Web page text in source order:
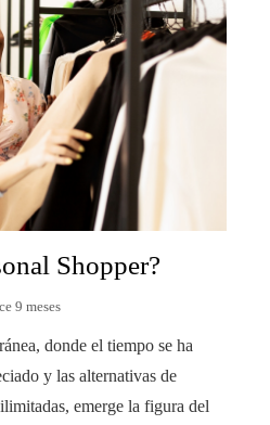
Shopper?
9 meses
donde el tiempo se ha
y las alternativas de
emerge la figura del